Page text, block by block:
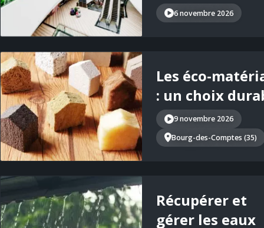
6 novembre 2026
Les éco-
: un choix
9 novembre 2026
Bourg-des-Comptes (35)
Récupérer et
gérer les eaux